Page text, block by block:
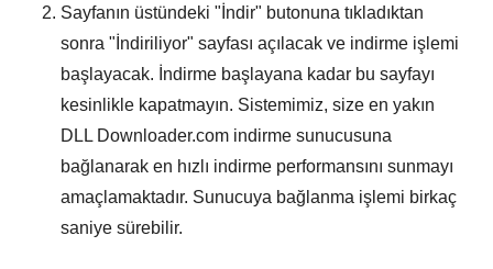
Sayfanın üstündeki " İndir" butonuna tıkladıktan
sonra " İndiriliyor" sayfası açılacak ve indirme işlemi
başlayacak. İndirme başlayana kadar bu sayfayı
kesinlikle kapatmayın. Sistemimiz, size en yakın
DLL Downloader.com indirme sunucusuna
bağlanarak en hızlı indirme performansını sunmayı
amaçlamaktadır. Sunucuya bağlanma işlemi birkaç
saniye sürebilir.